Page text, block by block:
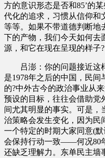
方的意识形态是否和85’的
代化的追求，习惯从信仰和
等等。如果不带道德判断地
下的产物，我们今天如何去
源，和它在现在呈现的样子?
吕澎：你的问题接近这
是1978年之后的中国，民
的?中外古今的政治事业从
预设的目标，往往会借助党
间尤其明显的事实。可是，
治策略会发生变化，因为民
一个特定的时期大家同意(
会保持行动一致——何况80
还缺乏理解力。东单民主墙